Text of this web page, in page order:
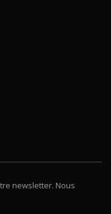
newsletter. Nous